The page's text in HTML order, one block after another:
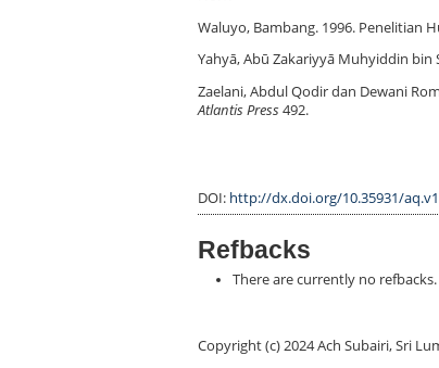
Waluyo, Bambang. 1996. Penelitian
Yahyā, Abū Zakariyyā Muhyiddin bin
Zaelani, Abdul Qodir dan Dewani
Atlantis Press492.
DOI: http://dx.doi.org/10.35931/
Refbacks
There are currently no refbacks.
Copyright (c) 2024 Ach Subairi, Sri